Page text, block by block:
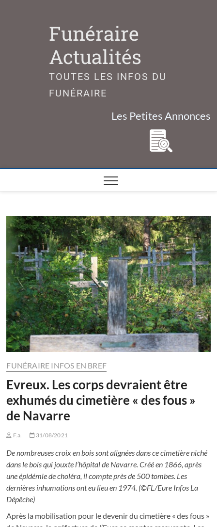
Funéraire
Actualités
TOUTES LES INFOS DU
FUNÉRAIRE
Les Petites Annonces
FUNÉRAIRE INFOS EN BREF
Evreux. Les corps devraient être
exhumés du cimetière « des fous »
de Navarre
F.a. 31/08/2021
De nombreuses croix en bois sont alignées dans ce cimetière niché
dans le bois qui jouxte l’hôpital de Navarre. Créé en 1866, après
une épidémie de choléra, il compte près de 500 tombes. Les
dernières inhumations ont eu lieu en 1974. (©FL/Eure Infos La
Dépêche)
Après la mobilisation pour le devenir du cimetière « des fous »